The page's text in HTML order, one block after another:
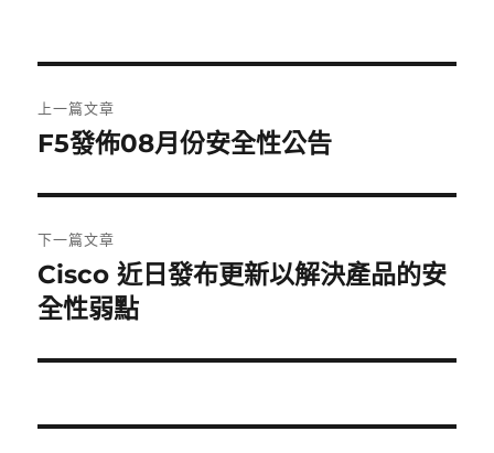
章
覽
上一篇文章
上
篇
文
章:
F5發佈08月份安全性公告
下一篇文章
下
一
文
Cisco 近日發布更新以解決產品的安
全性弱點